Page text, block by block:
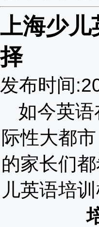
上海少儿
择
发布时间
如今英
际性大都
的家长们
儿英语培